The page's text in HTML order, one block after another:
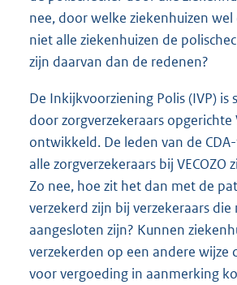
nee, door welke ziekenhuizen
niet alle ziekenhuizen de
zijn daarvan dan de redenen?
De Inkijkvoorziening Polis (IVP) is
door zorgverzekeraars opgerichte
ontwikkeld. De leden van de
alle zorgverzekeraars bij VECOZO
Zo nee, hoe zit het dan met de
verzekerd zijn bij verzekeraars die
aangesloten zijn? Kunnen
verzekerden op een andere wijze
voor vergoeding in aanmerking